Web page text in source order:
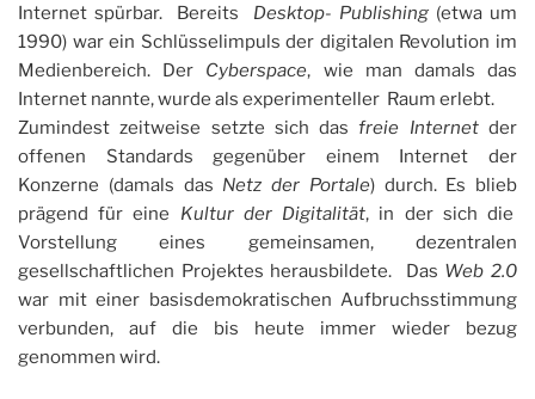
Internet spürbar. Bereits Desktop- Publishing (etwa um
1990) war ein Schlüsselimpuls der digitalen Revolution im
Medienbereich. Der Cyberspace, wie man damals das
Internet nannte, wurde als experimenteller Raum erlebt.
Zumindest zeitweise setzte sich dasfreie Internetder
offenen Standards gegenüber einem Internet der
Konzerne (damals das Netz der Portale) durch. Es blieb
prägend für eine Kultur der Digitalität, in der sich die
Vorstellung eines gemeinsamen, dezentralen
gesellschaftlichen Projektes herausbildete. Das Web 2.0
war mit einer basisdemokratischen Aufbruchsstimmung
verbunden, auf die bis heute immer wieder bezug
genommen wird.